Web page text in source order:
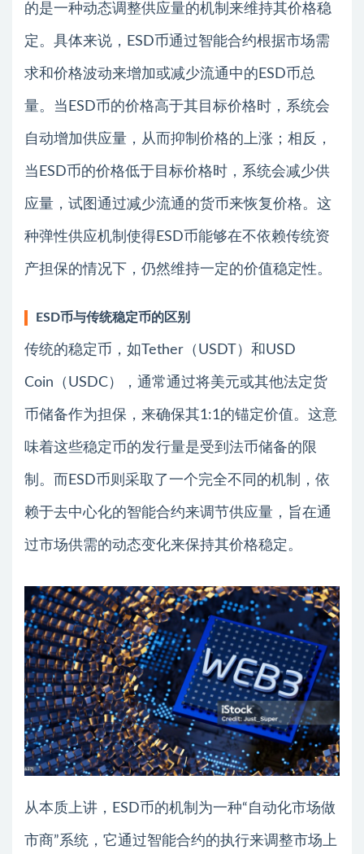
的是一种动态调整供应量的机制来维持其价格稳
定。具体来说，ESD币通过智能合约根据市场需
求和价格波动来增加或减少流通中的ESD币总
量。当ESD币的价格高于其目标价格时，系统会
自动增加供应量，从而抑制价格的上涨；相反，
当ESD币的价格低于目标价格时，系统会减少供
应量，试图通过减少流通的货币来恢复价格。这
种弹性供应机制使得ESD币能够在不依赖传统资
产担保的情况下，仍然维持一定的价值稳定性。
ESD币与传统稳定币的区别
传统的稳定币，如Tether（USDT）和USD
Coin（USDC），通常通过将美元或其他法定货
币储备作为担保，来确保其1:1的锚定价值。这意
味着这些稳定币的发行量是受到法币储备的限
制。而ESD币则采取了一个完全不同的机制，依
赖于去中心化的智能合约来调节供应量，旨在通
过市场供需的动态变化来保持其价格稳定。
从本质上讲，ESD币的机制为一种“自动化市场做
市商”系统，它通过智能合约的执行来调整市场上